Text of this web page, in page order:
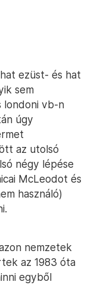
ezüst- és hat
sem
londoni vb-n
úgy
az utolsó
négy lépése
McLeodot és
használó)
nemzetek
az 1983 óta
egyből